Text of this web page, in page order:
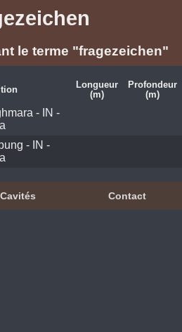
le terme "fragezeichen"
Longueur
(m)
Profondeur
(m)
- IN -
- IN -
Cavités Contact